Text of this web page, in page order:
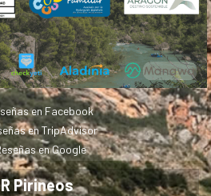
en Facebook
en TripAdvisor
en Google
Pirineos